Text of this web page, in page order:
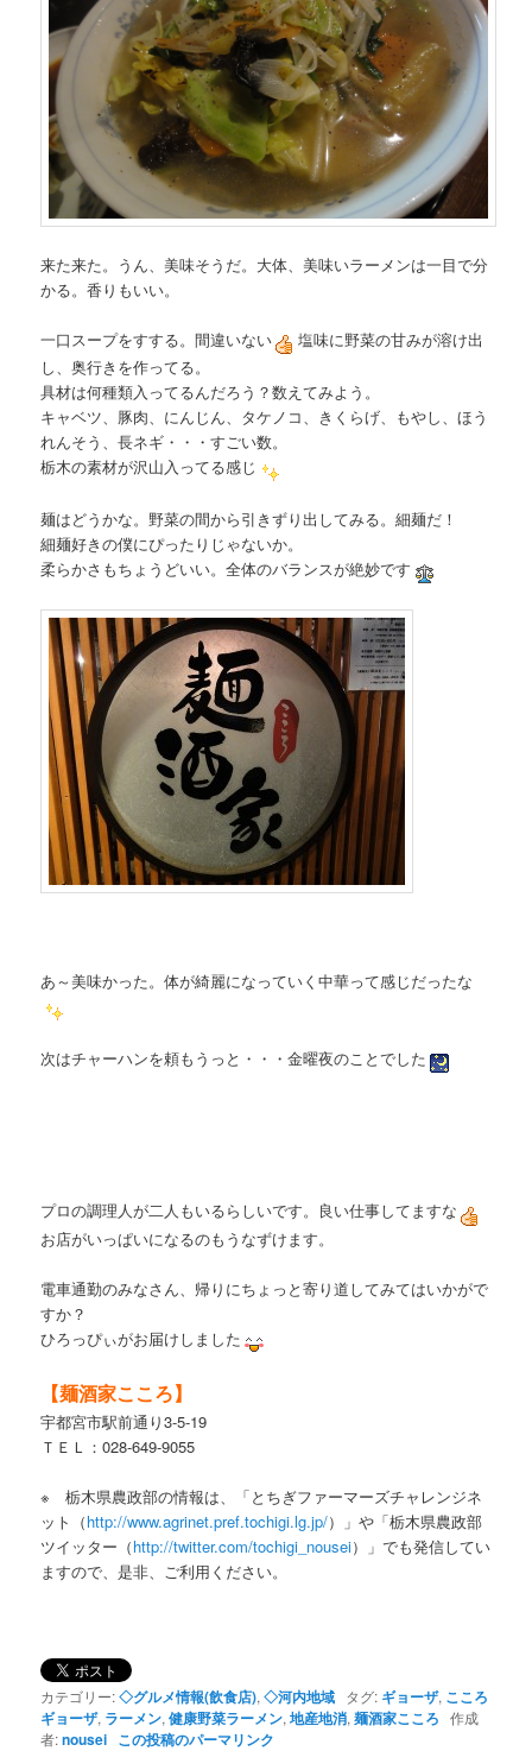
来た来た。うん、美味そうだ。大体、美味いラーメンは一目で分
かる。香りもいい。
一口スープをすする。間違いない
塩味に野菜の甘みが溶け出
し、奥行きを作ってる。
具材は何種類入ってるんだろう？数えてみよう。
キャベツ、豚肉、にんじん、タケノコ、きくらげ、もやし、ほう
れんそう、長ネギ・・・すごい数。
栃木の素材が沢山入ってる感じ
麺はどうかな。野菜の間から引きずり出してみる。細麺だ！
細麺好きの僕にぴったりじゃないか。
柔らかさもちょうどいい。全体のバランスが絶妙です
あ～美味かった。体が綺麗になっていく中華って感じだったな
次はチャーハンを頼もうっと・・・金曜夜のことでした
プロの調理人が二人もいるらしいです。良い仕事してますな
お店がいっぱいになるのもうなずけます。
電車通勤のみなさん、帰りにちょっと寄り道してみてはいかがで
すか？
ひろっぴぃがお届けしました
【麺酒家こころ】
宇都宮市駅前通り3-5-19
ＴＥＬ：028-649-9055
※ 栃木県農政部の情報は、「とちぎファーマーズチャレンジネ
ット（http://www.agrinet.pref.tochigi.lg.jp/）」や「栃木県農政部
ツイッター（http://twitter.com/tochigi_nousei）」でも発信してい
ますので、是非、ご利用ください。
カテゴリー:◇グルメ情報(飲食店),◇河内地域 タグ: ギョーザ, こころ
ギョーザ, ラーメン,健康野菜ラーメン,地産地消,麺酒家こころ 作成
者:nousei この投稿のパーマリンク